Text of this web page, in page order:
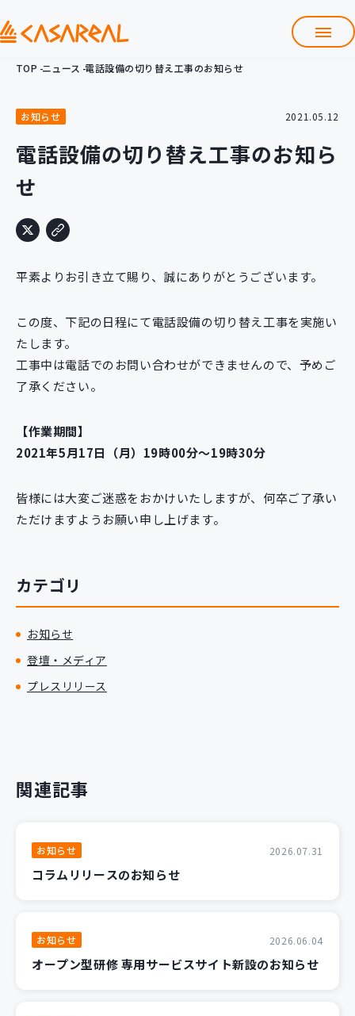
会社情報
サービス
クラウド導入支援
システム構築支援
研修サービス
カスタマイズコース 教材購入
新規開発サービス
パッケージ開発
導入事例
ニュース
採用情報
TOP ニュース 電話設備の切り替え工事のお知らせ
お知らせ 2021.05.12
電話設備の切り替え工事のお知ら
せ
平素よりお引き立て賜り、誠にありがとうございます。
この度、下記の日程にて電話設備の切り替え工事を実施い
たします。
工事中は電話でのお問い合わせができませんので、予めご
了承ください。
【作業期間】
2021年5月17日（月）19時00分～19時30分
皆様には大変ご迷惑をおかけいたしますが、何卒ご了承い
ただけますようお願い申し上げます。
カテゴリ
お知らせ
登壇・メディア
プレスリリース
関連記事
お知らせ 2026.07.31
コラムリリースのお知らせ
お知らせ 2026.06.04
オープン型研修 専用サービスサイト新設のお知らせ